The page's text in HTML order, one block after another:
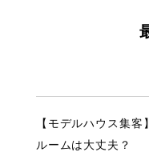
【モデルハウス集
ルームは大丈夫？